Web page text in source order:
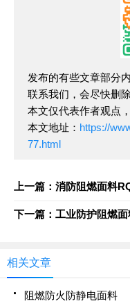
发布的有些文章部分
联系我们，会尽快删除
本文仅代表作者观点
本文地址： https://
77.html
上一篇：消防阻燃面料
下一篇：工业防护阻燃
相关文章
阻燃防火防静电面料